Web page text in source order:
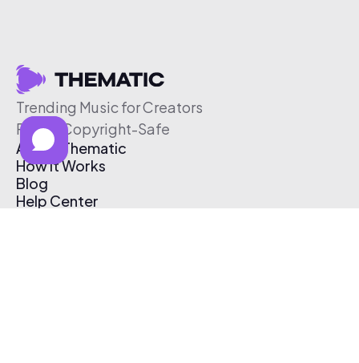
Trending Music for Creators
Free & Copyright-Safe
About Thematic
How It Works
Blog
Help Center